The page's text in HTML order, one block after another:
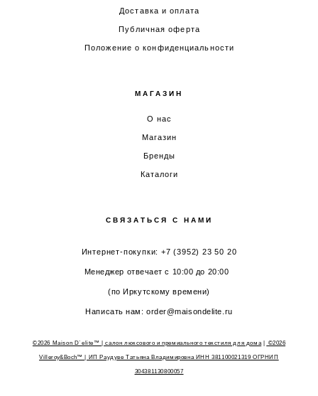
Доставка и оплата
Публичная оферта
Положение о конфиденциальности
МАГАЗИН
О нас
Магазин
Бренды
Каталоги
СВЯЗАТЬСЯ С НАМИ
Интернет-покупки: +7 (3952) 23 50 20
Менеджер отвечает с 10:00 до 20:00
(по Иркутскому времени)
Написать нам: order@maisondelite.ru
©2026 Maison D`elite™ | салон люксового и премиального текстиля для дома| ©2026
Villeroy&Boch™ | ИП Раудуве Татьяна Владимировна ИНН 381100021319 ОГРНИП
304381130800057